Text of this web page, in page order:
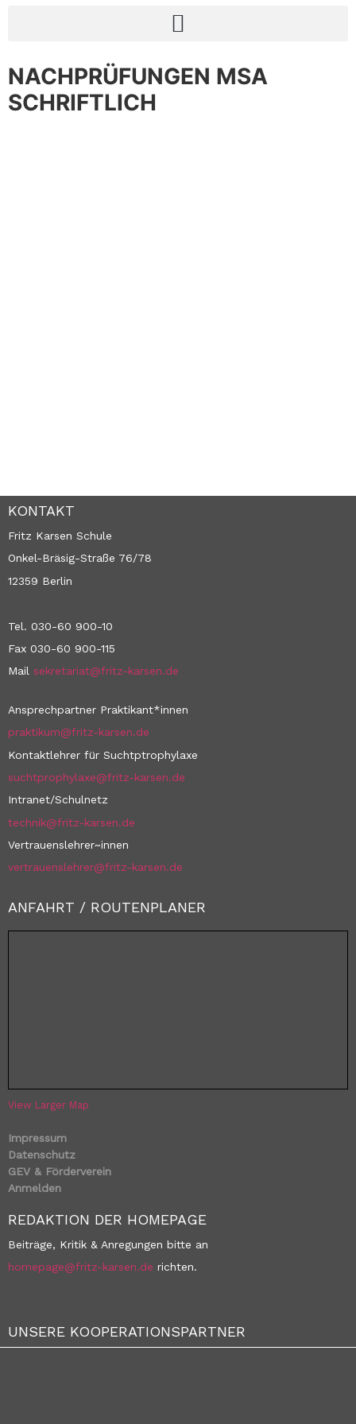
NACHPRÜFUNGEN MSA
SCHRIFTLICH
KONTAKT
Fritz Karsen Schule
Onkel-Bräsig-Straße 76/78
12359 Berlin
Tel. 030-60 900-10
Fax 030-60 900-115
Mail sekretariat@fritz-karsen.de
Ansprechpartner Praktikant*innen
praktikum@fritz-karsen.de
Kontaktlehrer für Suchtptrophylaxe
suchtprophylaxe@fritz-karsen.de
Intranet/Schulnetz
technik@fritz-karsen.de
Vertrauenslehrer~innen
vertrauenslehrer@fritz-karsen.de
ANFAHRT / ROUTENPLANER
View Larger Map
Impressum
Datenschutz
GEV & Förderverein
Anmelden
REDAKTION DER HOMEPAGE
Beiträge, Kritik & Anregungen bitte an
homepage@fritz-karsen.de richten.
UNSERE KOOPERATIONSPARTNER